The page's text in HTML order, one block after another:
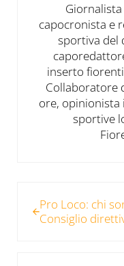
capocronista e
sportiva del
inserto
Collaboratore
ore,
sportive
Pro Loco: chi
Consiglio